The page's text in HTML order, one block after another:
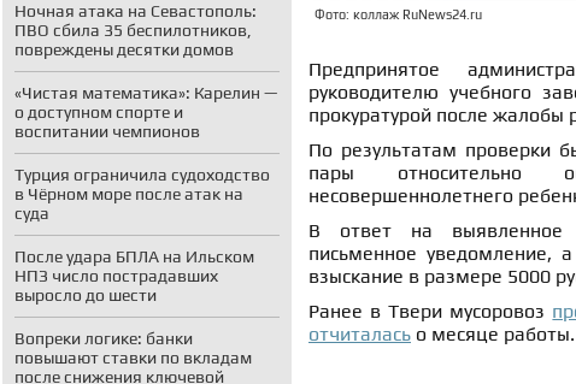
Ночная атака на Севастополь:
ПВО сбила 35 беспилотников,
повреждены десятки домов
«Чистая математика»: Карелин —
о доступном спорте и
воспитании чемпионов
Турция ограничила судоходство
в Чёрном море после атак на
суда
После удара БПЛА на Ильском
НПЗ число пострадавших
выросло до шести
Вопреки логике: банки
повышают ставки по вкладам
после снижения ключевой
Фото: коллаж RuNews24.ru
Предпринятое
руководителю учебного
прокуратурой после жалобы
По результатам проверки
пары относительно
несовершеннолетнего
В ответ на выявленное
письменное уведомление,
взыскание в размере 5000
Ранее в Твери мусоровоз
отчиталась о месяце работы.